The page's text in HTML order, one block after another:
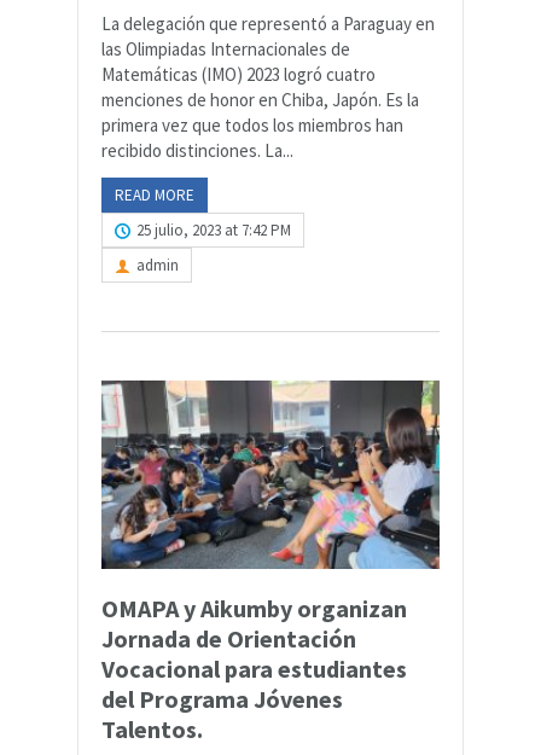
La delegación que representó a Paraguay en
las Olimpiadas Internacionales de
Matemáticas (IMO) 2023 logró cuatro
menciones de honor en Chiba, Japón. Es la
primera vez que todos los miembros han
recibido distinciones. La...
READ MORE
25 julio, 2023 at 7:42 PM
admin
OMAPA y Aikumby organizan
Jornada de Orientación
Vocacional para estudiantes
del Programa Jóvenes
Talentos.